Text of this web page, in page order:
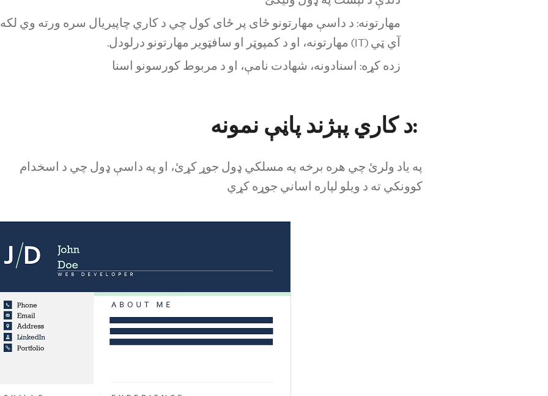
مهارتونه: د داسې مهارتونو ځای پر ځای کول چي د کاري چاپیریال سره ورته وي
آي ټي (IT) مهارتونه، او د کمپوټر او سافټویر مهارتونو درلودل.
زده کړه: اسنادونه، شهادت نامې، او د مربوط کورسونو اسنا
د کاري پېژند پاڼې نمونه:
په یاد ولرئ چي هره برخه په مسلکي ډول جوړ کړئ، او په داسې ډول چي د اسخدام
کوونکي ته د ویلو لپاره اساني جوړه کړي